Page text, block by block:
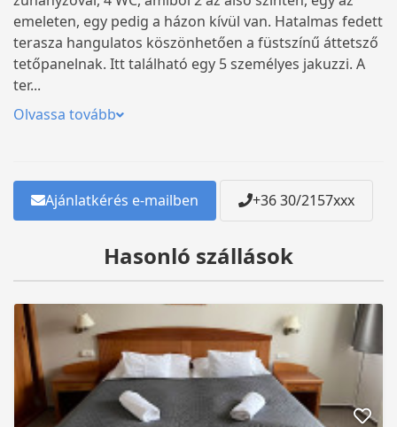
emeleten, egy pedig a házon kívül van. Hatalmas fedett
terasza hangulatos köszönhetően a füstszínű áttetsző
tetőpanelnak. Itt található egy 5 személyes jakuzzi. A
ter...
Olvassa tovább
Ajánlatkérés e-mailben +36 30/2157xxx
Hasonló szállások